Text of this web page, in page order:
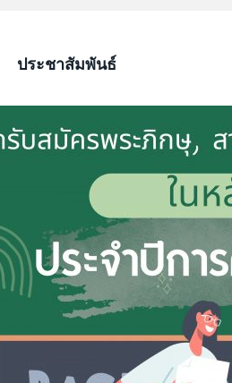
ประชาสัมพันธ์